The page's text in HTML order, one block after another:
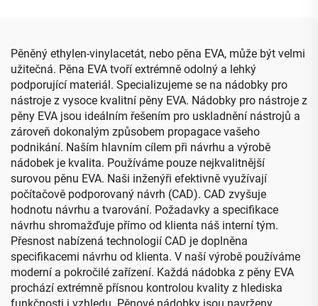
Pěněný ethylen-vinylacetát, nebo pěna EVA, může být velmi
užitečná. Pěna EVA tvoří extrémně odolný a lehký
podporující materiál. Specializujeme se na nádobky pro
nástroje z vysoce kvalitní pěny EVA. Nádobky pro nástroje z
pěny EVA jsou ideálním řešením pro uskladnění nástrojů a
zároveň dokonalým způsobem propagace vašeho
podnikání. Naším hlavním cílem při návrhu a výrobě
nádobek je kvalita. Používáme pouze nejkvalitnější
surovou pěnu EVA. Naši inženýři efektivně využívají
počítačově podporovaný návrh (CAD). CAD zvyšuje
hodnotu návrhu a tvarování. Požadavky a specifikace
návrhu shromažďuje přímo od klienta náš interní tým.
Přesnost nabízená technologií CAD je doplněna
specifikacemi návrhu od klienta. V naší výrobě používáme
moderní a pokročilé zařízení. Každá nádobka z pěny EVA
prochází extrémně přísnou kontrolou kvality z hlediska